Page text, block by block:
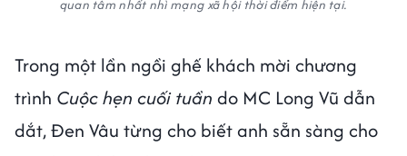
quan tâm nhất nhì mạng xã hội thời điểm hiện tại.
Trong một lần ngồi ghế khách mời chương
trình Cuộc hẹn cuối tuần do MC Long Vũ dẫn
dắt, Đen Vâu từng cho biết anh sẵn sàng cho